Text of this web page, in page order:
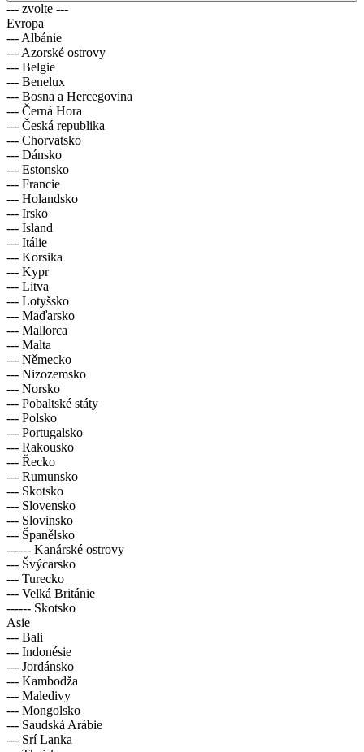
--- zvolte ---
Evropa
--- Albánie
--- Azorské ostrovy
--- Belgie
--- Benelux
--- Bosna a Hercegovina
--- Černá Hora
--- Česká republika
--- Chorvatsko
--- Dánsko
--- Estonsko
--- Francie
--- Holandsko
--- Irsko
--- Island
--- Itálie
--- Korsika
--- Kypr
--- Litva
--- Lotyšsko
--- Maďarsko
--- Mallorca
--- Malta
--- Německo
--- Nizozemsko
--- Norsko
--- Pobaltské státy
--- Polsko
--- Portugalsko
--- Rakousko
--- Řecko
--- Rumunsko
--- Skotsko
--- Slovensko
--- Slovinsko
--- Španělsko
------ Kanárské ostrovy
--- Švýcarsko
--- Turecko
--- Velká Británie
------ Skotsko
Asie
--- Bali
--- Indonésie
--- Jordánsko
--- Kambodža
--- Maledivy
--- Mongolsko
--- Saudská Arábie
--- Srí Lanka